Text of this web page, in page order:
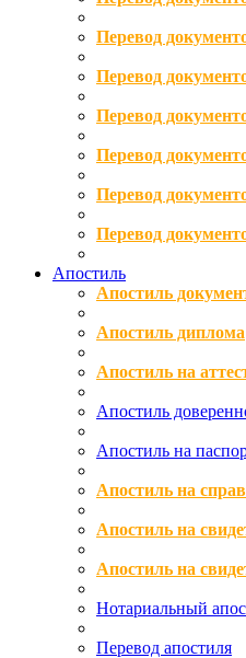
Перевод
Перевод
Перевод
Перевод
Перевод
Перевод
Апостиль
Апостиль
Апостиль диплома
Апостиль на
Апостиль
Апостиль на
Апостиль на
Апостиль на
Апостиль на
Нотариальный
Перевод апостиля